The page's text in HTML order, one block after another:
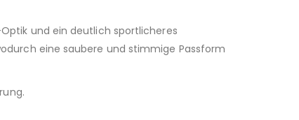
und ein deutlich sportlicheres
eine saubere und stimmige Passform